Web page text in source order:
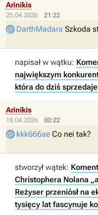
25.04.2026 21:22
Arinikis
DarthMadara Szkoda
napisał w wątku:
największym
która do dziś
18.04.2026 00:22
Arinikis
kkk666ae Co nei tak?
stworzył wątek:
Christophera Nolana
Reżyser przeniósł na
tysięcy lat fascynuje